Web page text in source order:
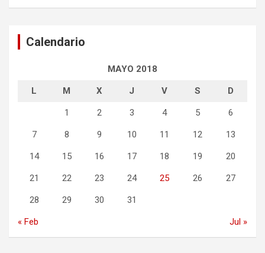
Calendario
MAYO 2018
L M X J V S D
1 2 3 4 5 6
7 8 9 10 11 12 13
14 15 16 17 18 19 20
21 22 23 24 25 26 27
28 29 30 31
« Feb Jul »